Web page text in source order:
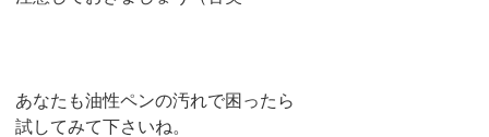
あなたも油性ペンの汚れで困ったら
試してみて下さいね。